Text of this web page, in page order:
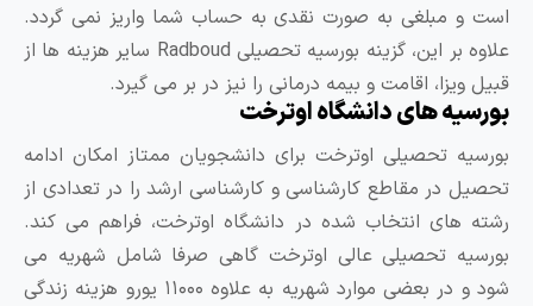
و مبلغی به صورت نقدی به حساب شما واریز نمی گردد.
علاوه بر این، گزینه بورسیه تحصیلی Radboud سایر هزینه ها از
ویزا، اقامت و بیمه درمانی را نیز در بر می گیرد.
های دانشگاه اوترخت
تحصیلی اوترخت برای دانشجویان ممتاز امکان ادامه
در مقاطع کارشناسی و کارشناسی ارشد را در تعدادی از
های انتخاب شده در دانشگاه اوترخت، فراهم می کند.
تحصیلی عالی اوترخت گاهی صرفا شامل شهریه می
شود و در بعضی موارد شهریه به علاوه ۱۱۰۰۰ یورو هزینه زندگی